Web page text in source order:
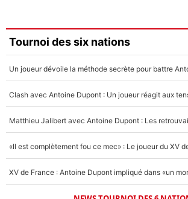
Faris Moumbagna
4%
Un autre joueur
5%
Tournoi des six nations